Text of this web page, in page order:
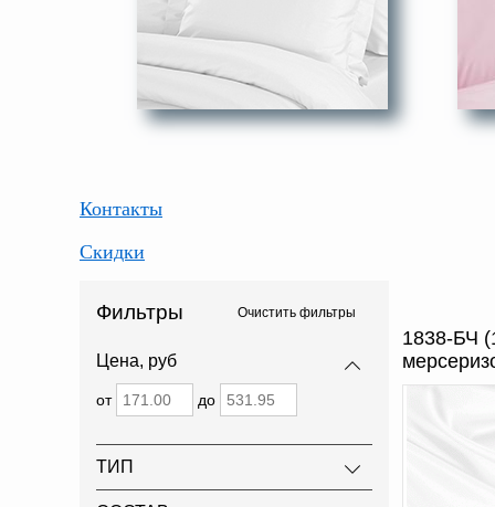
Контакты
Скидки
Фильтры Очистить фильтры
Цена, руб
от до
ТИП
1838-БЧ